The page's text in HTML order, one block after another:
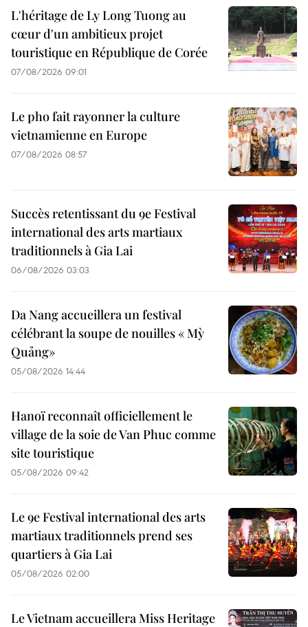
L'héritage de Ly Long Tuong au
cœur d'un ambitieux projet
touristique en République de Corée
07/08/2026 09:01
Le pho fait rayonner la culture
vietnamienne en Europe
07/08/2026 08:57
Succès retentissant du 9e Festival
international des arts martiaux
traditionnels à Gia Lai
06/08/2026 03:03
Da Nang accueillera un festival
célébrant la soupe de nouilles « Mỳ
Quảng»
05/08/2026 14:44
Hanoï reconnaît officiellement le
village de la soie de Van Phuc comme
site touristique
05/08/2026 09:42
Le 9e Festival international des arts
martiaux traditionnels prend ses
quartiers à Gia Lai
05/08/2026 02:00
Le Vietnam accueillera Miss Heritage